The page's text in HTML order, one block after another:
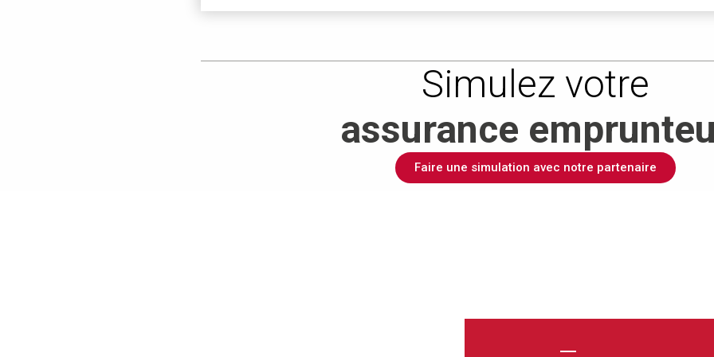
Simulez votre
assurance
Faire une simulation avec notre partenaire